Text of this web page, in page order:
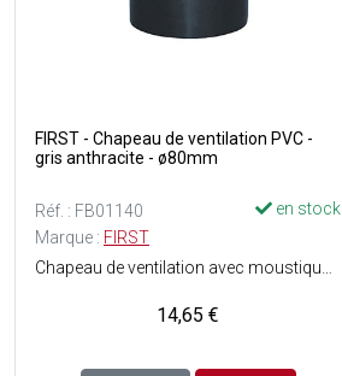
FIRST - Chapeau de ventilation PVC -
gris anthracite - ø80mm
Réf. : FB01140
en stock
Marque : FIRST
14,65 €